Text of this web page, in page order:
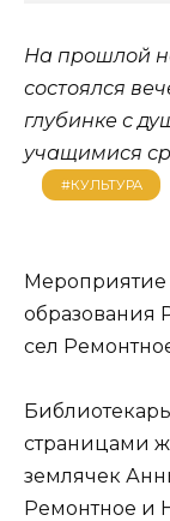
На прошлой
состоялся
глубинке с
учащимися
#КУЛЬТУРА
Мероприятие
образования
сел
страницами
землячек
Ремонтное и